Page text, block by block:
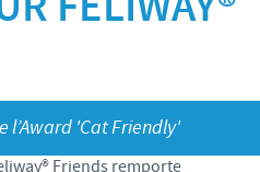
l’Award 'Cat Friendly'
Friends remporte